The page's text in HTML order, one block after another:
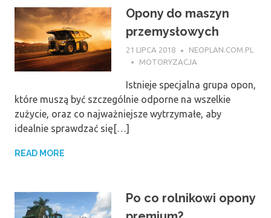
Opony do maszyn
przemysłowych
21 LIPCA 2018
NEOPLAN.COM.PL
MOTORYZACJA
Istnieje specjalna grupa opon,
które muszą być szczególnie odporne na wszelkie
zużycie, oraz co najważniejsze wytrzymałe, aby
idealnie sprawdzać się[…]
READ MORE
Po co rolnikowi opony